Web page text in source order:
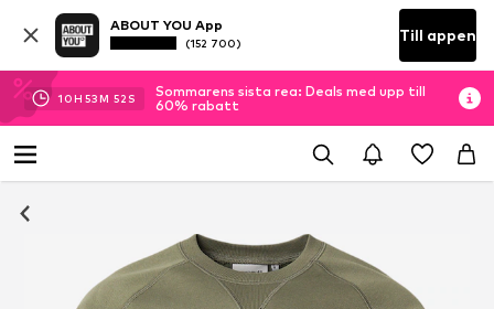
ABOUT YOU App
(152 700) Till appen
10H 53M 52 S
Sommarens sista rea: Deals med upp till
60% rabatt